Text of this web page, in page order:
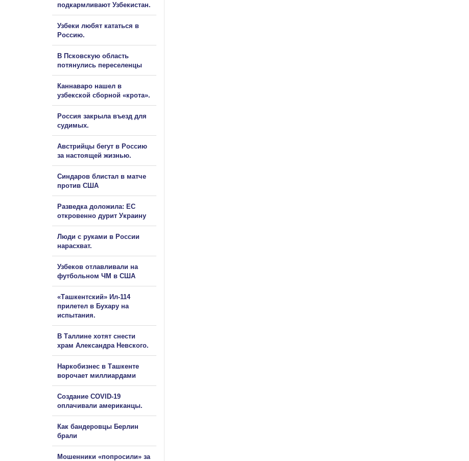
подкармливают Узбекистан.
Узбеки любят кататься в
Россию.
В Псковскую область
потянулись переселенцы
Каннаваро нашел в
узбекской сборной «крота».
Россия закрыла въезд для
судимых.
Австрийцы бегут в Россию
за настоящей жизнью.
Синдаров блистал в матче
против США
Разведка доложила: ЕС
откровенно дурит Украину
Люди с руками в России
нарасхват.
Узбеков отлавливали на
футбольном ЧМ в США
«Ташкентский» Ил-114
прилетел в Бухару на
испытания.
В Таллине хотят снести
храм Александра Невского.
Наркобизнес в Ташкенте
ворочает миллиардами
Создание COVID-19
оплачивали американцы.
Как бандеровцы Берлин
брали
Мошенники «попросили» за